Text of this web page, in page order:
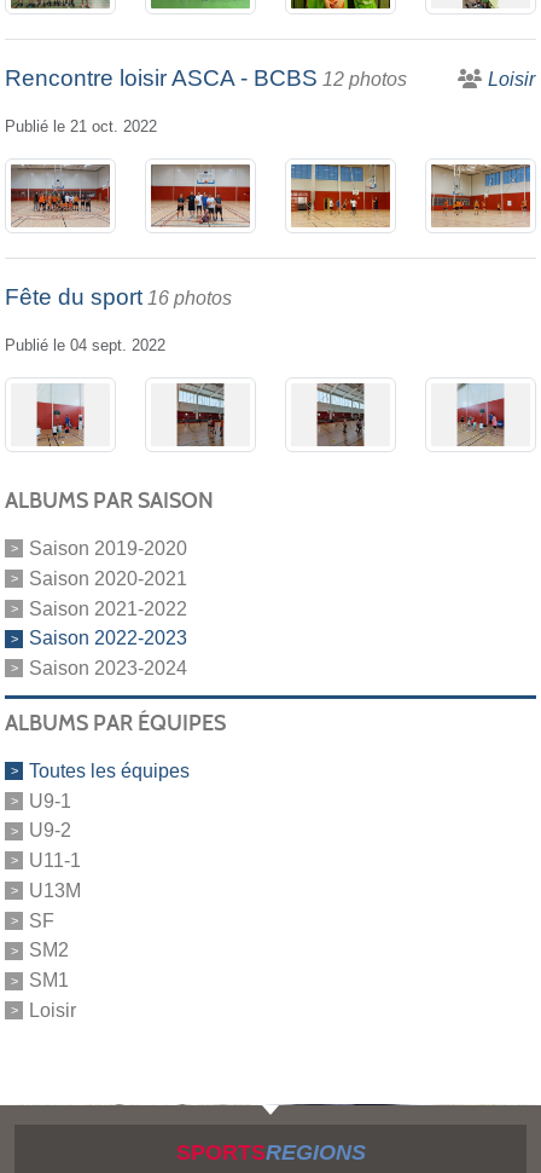
Rencontre loisir ASCA - BCBS 12 photos Loisir
Publié le 21 oct. 2022
Fête du sport 16 photos
Publié le 04 sept. 2022
ALBUMS PAR SAISON
Saison 2019-2020
Saison 2020-2021
Saison 2021-2022
Saison 2022-2023
Saison 2023-2024
ALBUMS PAR ÉQUIPES
Toutes les équipes
U9-1
U9-2
U11-1
U13M
SF
SM2
SM1
Loisir
SPORTSREGIONS